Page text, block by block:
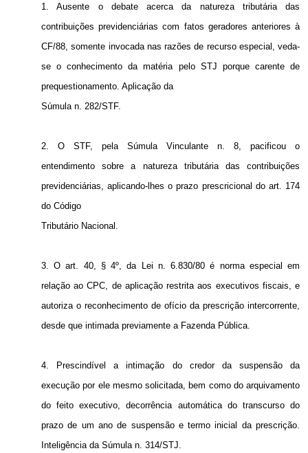
1. Ausente o debate acerca da natureza tributária das
contribuições previdenciárias com fatos geradores anteriores à
CF/88, somente invocada nas razões de recurso especial, veda-
se o conhecimento da matéria pelo STJ porque carente de
prequestionamento. Aplicação da
Súmula n. 282/STF.
2. O STF, pela Súmula Vinculante n. 8, pacificou o
entendimento sobre a natureza tributária das contribuições
previdenciárias, aplicando-lhes o prazo prescricional do art. 174
do Código
Tributário Nacional.
3. O art. 40, § 4º, da Lei n. 6.830/80 é norma especial em
relação ao CPC, de aplicação restrita aos executivos fiscais, e
autoriza o reconhecimento de ofício da prescrição intercorrente,
desde que intimada previamente a Fazenda Pública.
4. Prescindível a intimação do credor da suspensão da
execução por ele mesmo solicitada, bem como do arquivamento
do feito executivo, decorrência automática do transcurso do
prazo de um ano de suspensão e termo inicial da prescrição.
Inteligência da Súmula n. 314/STJ.